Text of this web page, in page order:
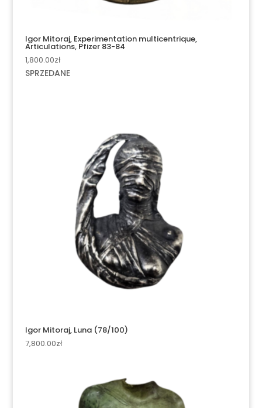
Igor Mitoraj, Experimentation multicentrique,
Articulations, Pfizer 83-84
1,800.00zł
SPRZEDANE
Igor Mitoraj, Luna (78/100)
7,800.00zł